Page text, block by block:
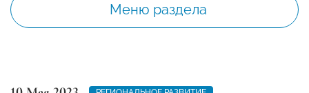
Меню раздела